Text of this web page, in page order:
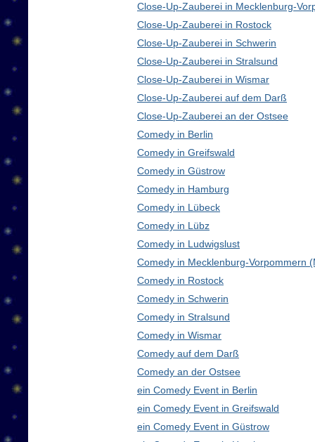
Close-Up-Zauberei in Mecklenburg-
Close-Up-Zauberei in Rostock
Close-Up-Zauberei in Schwerin
Close-Up-Zauberei in Stralsund
Close-Up-Zauberei in Wismar
Close-Up-Zauberei auf dem Darß
Close-Up-Zauberei an der Ostsee
Comedy in Berlin
Comedy in Greifswald
Comedy in Güstrow
Comedy in Hamburg
Comedy in Lübeck
Comedy in Lübz
Comedy in Ludwigslust
Comedy in Mecklenburg-Vorpommern
Comedy in Rostock
Comedy in Schwerin
Comedy in Stralsund
Comedy in Wismar
Comedy auf dem Darß
Comedy an der Ostsee
ein Comedy Event in Berlin
ein Comedy Event in Greifswald
ein Comedy Event in Güstrow